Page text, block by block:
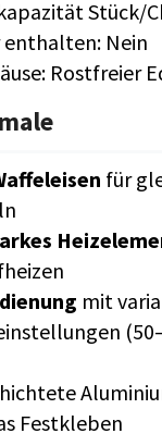
Stück/
Nein
Rostfreier
für
mit
Festkleben